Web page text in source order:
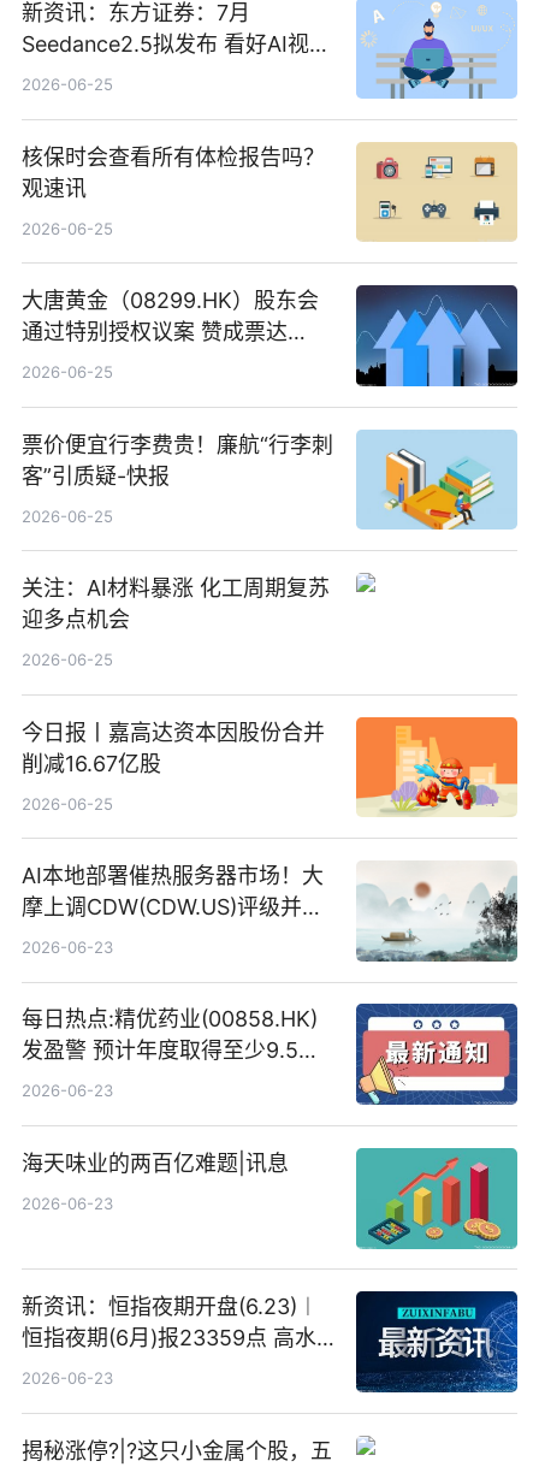
新资讯：东方证券：7月
Seedance2.5拟发布 看好AI视频
创作工作流进一步提效
2026-06-25
核保时会查看所有体检报告吗？
观速讯
2026-06-25
大唐黄金（08299.HK）股东会
通过特别授权议案 赞成票达
100%_新动态
2026-06-25
票价便宜行李费贵！廉航“行李刺
客”引质疑-快报
2026-06-25
关注：AI材料暴涨 化工周期复苏
迎多点机会
2026-06-25
今日报丨嘉高达资本因股份合并
削减16.67亿股
2026-06-25
AI本地部署催热服务器市场！大
摩上调CDW(CDW.US)评级并看
高IBM(IBM.US)戴尔(DELL.US)
2026-06-23
每日热点:精优药业(00858.HK)
发盈警 预计年度取得至少9.5亿
港元的亏损 同比盈转亏
2026-06-23
海天味业的两百亿难题|讯息
2026-06-23
新资讯：恒指夜期开盘(6.23)︱
恒指夜期(6月)报23359点 高水
23点
2026-06-23
揭秘涨停?|?这只小金属个股，五